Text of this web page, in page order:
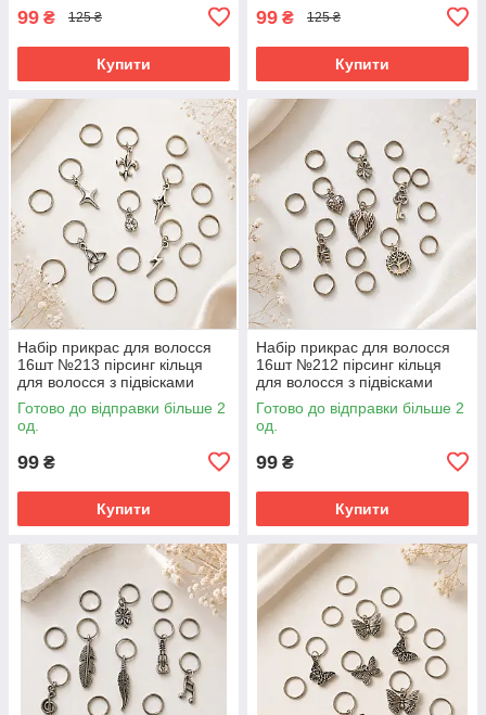
99 ₴ 125 ₴
Купити
99 ₴ 125 ₴
Купити
Набір прикрас для волосся
16шт №213 пірсинг кільця
для волосся з підвісками
Готово до відправки більше 2
од.
99 ₴
Купити
Набір прикрас для волосся
16шт №212 пірсинг кільця
для волосся з підвісками
Готово до відправки більше 2
од.
99 ₴
Купити